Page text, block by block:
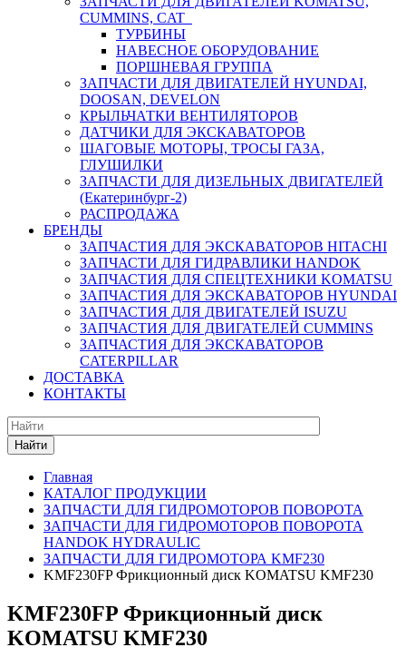
CUMMINS, CAT
ТУРБИНЫ
НАВЕСНОЕ ОБОРУДОВАНИЕ
ПОРШНЕВАЯ ГРУППА
ЗАПЧАСТИ ДЛЯ ДВИГАТЕЛЕЙ HYUNDAI,
DOOSAN, DEVELON
КРЫЛЬЧАТКИ ВЕНТИЛЯТОРОВ
ДАТЧИКИ ДЛЯ ЭКСКАВАТОРОВ
ШАГОВЫЕ МОТОРЫ, ТРОСЫ ГАЗА,
ГЛУШИЛКИ
ЗАПЧАСТИ ДЛЯ ДИЗЕЛЬНЫХ ДВИГАТЕЛЕЙ
(Екатеринбург-2)
РАСПРОДАЖА
БРЕНДЫ
ЗАПЧАСТИЯ ДЛЯ ЭКСКАВАТОРОВ HITACHI
ЗАПЧАСТИ ДЛЯ ГИДРАВЛИКИ HANDOK
ЗАПЧАСТИЯ ДЛЯ СПЕЦТЕХНИКИ KOMATSU
ЗАПЧАСТИЯ ДЛЯ ЭКСКАВАТОРОВ HYUNDAI
ЗАПЧАСТИЯ ДЛЯ ДВИГАТЕЛЕЙ ISUZU
ЗАПЧАСТИЯ ДЛЯ ДВИГАТЕЛЕЙ CUMMINS
ЗАПЧАСТИЯ ДЛЯ ЭКСКАВАТОРОВ
CATERPILLAR
ДОСТАВКА
КОНТАКТЫ
Найти
Главная
КАТАЛОГ ПРОДУКЦИИ
ЗАПЧАСТИ ДЛЯ ГИДРОМОТОРОВ ПОВОРОТА
ЗАПЧАСТИ ДЛЯ ГИДРОМОТОРОВ ПОВОРОТА
HANDOK HYDRAULIC
ЗАПЧАСТИ ДЛЯ ГИДРОМОТОРА KMF230
KMF230FP Фрикционный диск KOMATSU KMF230
KMF230FP Фрикционный диск
KOMATSU KMF230